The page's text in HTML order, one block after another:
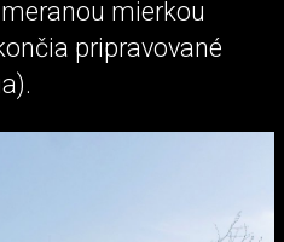
mierkou
pripravované